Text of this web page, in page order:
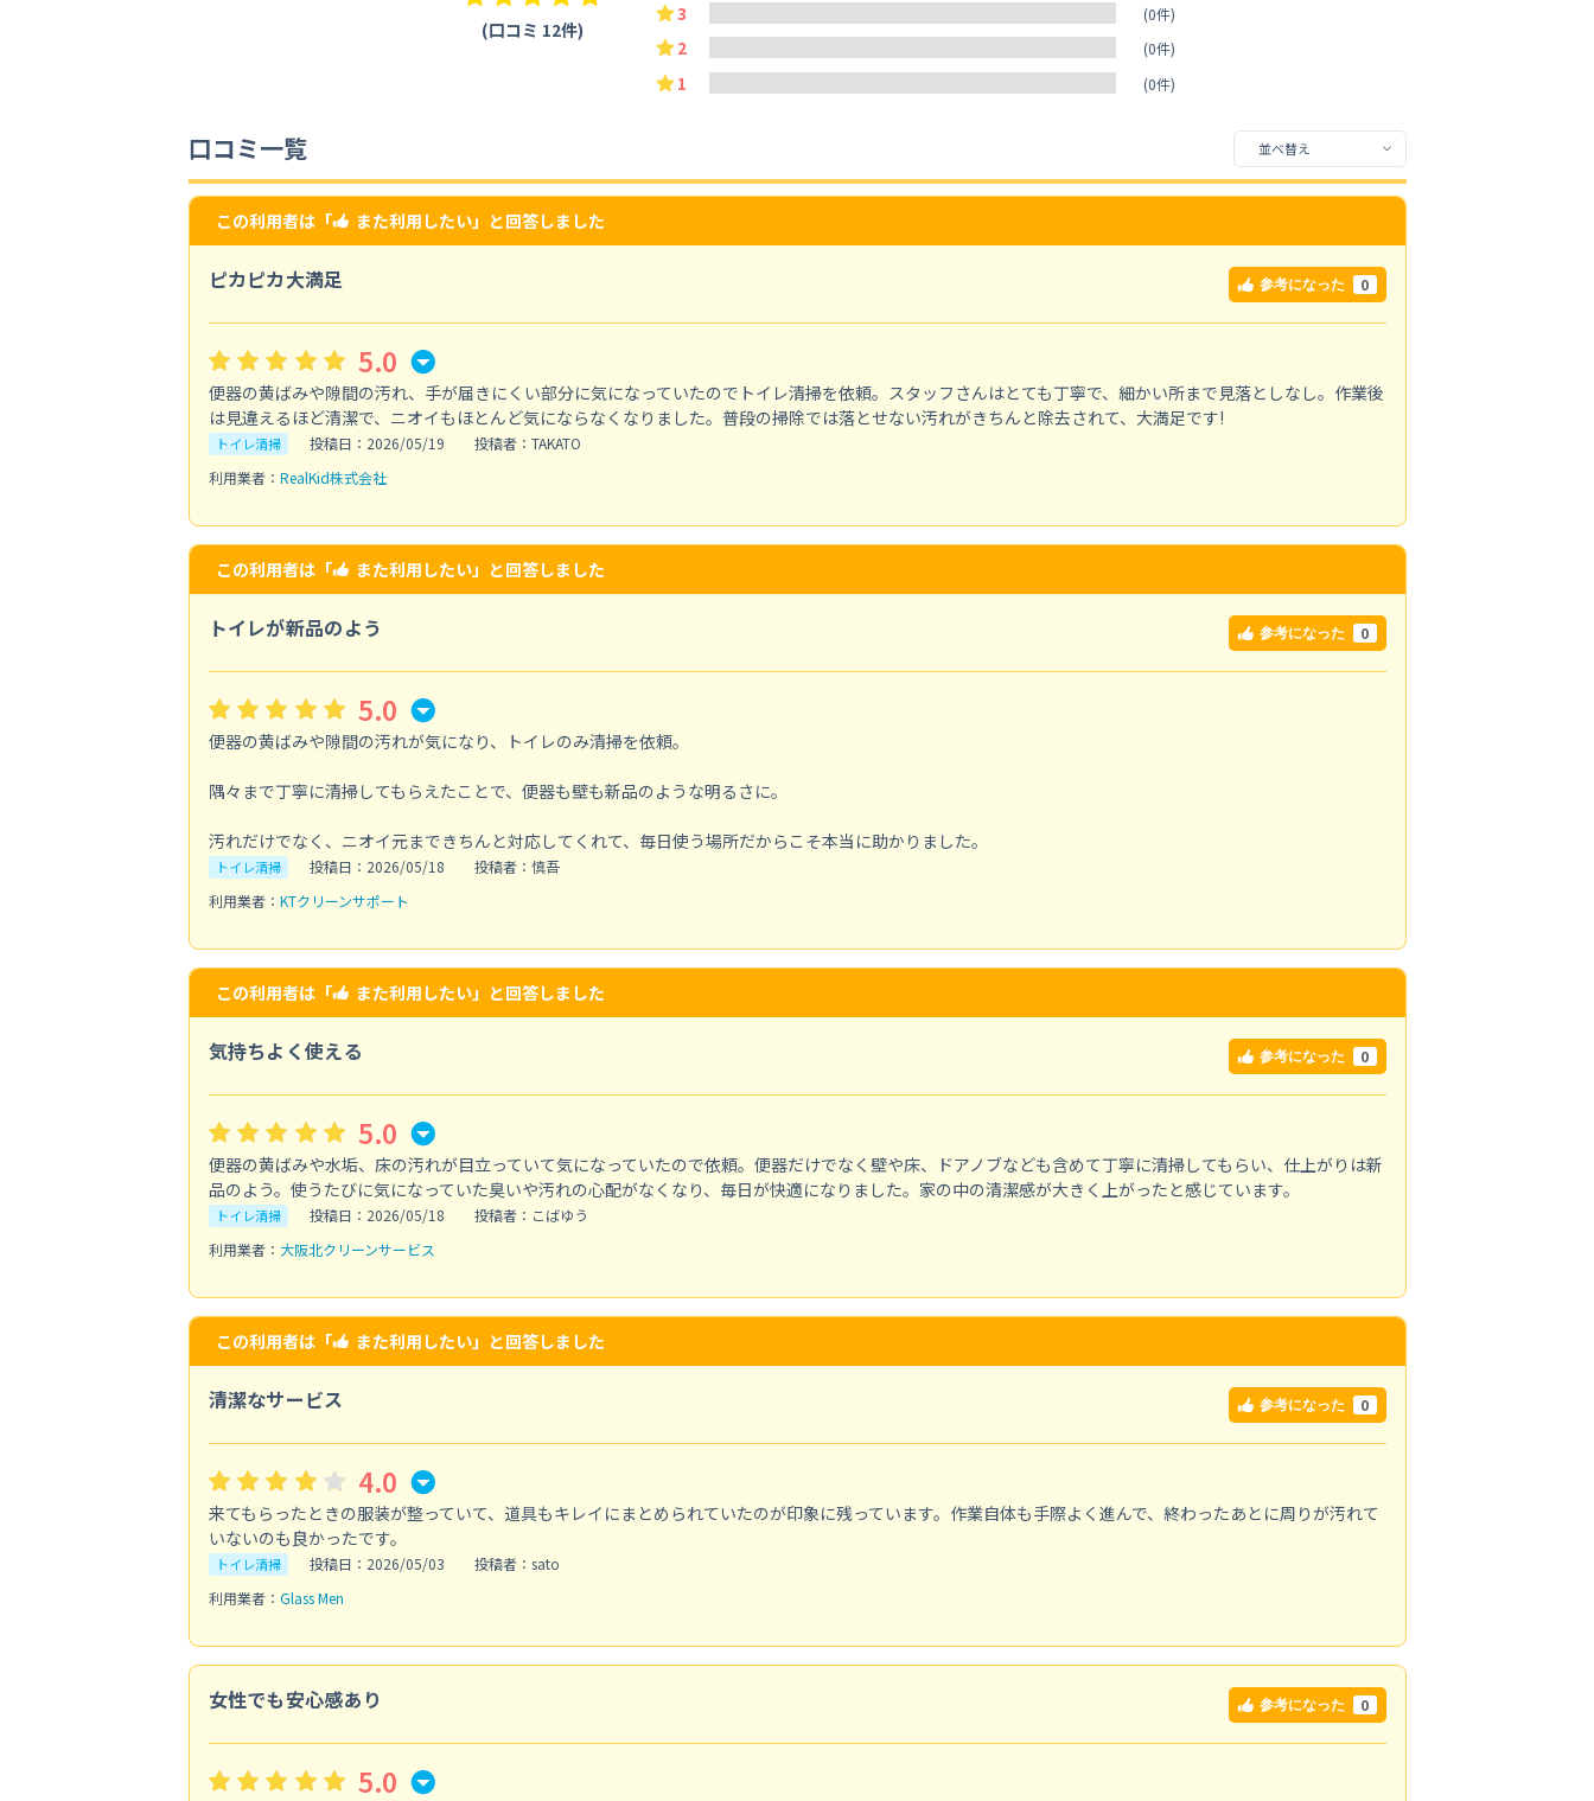
(口コミ 12件)
3 (0件)
2 (0件)
1 (0件)
口コミ一覧
この利用者は「 また利用したい」と回答しました
ピカピカ大満足 参考になった 0
5.0
便器の黄ばみや隙間の汚れ、手が届きにくい部分に気になっていたのでトイレ清掃を依頼。スタッフさんはとても丁寧で、細かい所まで見落としなし。作業後
は見違えるほど清潔で、ニオイもほとんど気にならなくなりました。普段の掃除では落とせない汚れがきちんと除去されて、大満足です!
トイレ清掃 投稿日：2026/05/19
投稿者：TAKATO
利用業者： RealKid株式会社
この利用者は「 また利用したい」と回答しました
トイレが新品のよう 参考になった 0
5.0
便器の黄ばみや隙間の汚れが気になり、トイレのみ清掃を依頼。
隅々まで丁寧に清掃してもらえたことで、便器も壁も新品のような明るさに。
汚れだけでなく、ニオイ元まできちんと対応してくれて、毎日使う場所だからこそ本当に助かりました。
トイレ清掃 投稿日：2026/05/18
投稿者：慎吾
利用業者： KTクリーンサポート
この利用者は「 また利用したい」と回答しました
気持ちよく使える 参考になった 0
5.0
便器の黄ばみや水垢、床の汚れが目立っていて気になっていたので依頼。便器だけでなく壁や床、ドアノブなども含めて丁寧に清掃してもらい、仕上がりは新
品のよう。使うたびに気になっていた臭いや汚れの心配がなくなり、毎日が快適になりました。家の中の清潔感が大きく上がったと感じています。
トイレ清掃 投稿日：2026/05/18
投稿者：こばゆう
利用業者： 大阪北クリーンサービス
この利用者は「 また利用したい」と回答しました
清潔なサービス 参考になった 0
4.0
来てもらったときの服装が整っていて、道具もキレイにまとめられていたのが印象に残っています。作業自体も手際よく進んで、終わったあとに周りが汚れて
いないのも良かったです。
トイレ清掃 投稿日：2026/05/03
投稿者：sato
利用業者： Glass Men
女性でも安心感あり 参考になった 0
5.0